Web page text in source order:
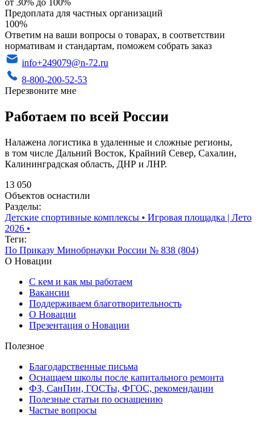
от 30% до 100%
Предоплата для частных организаций
100%
Ответим на ваши вопросы о товарах, в соответствии
нормативам и стандартам, поможем собрать заказ
info+249079@n-72.ru
8-800-200-52-53
Перезвоните мне
Работаем по всей России
Налажена логистика в удаленные и сложные регионы,
в том числе Дальний Восток, Крайний Север, Сахалин,
Калининградская область, ДНР и ЛНР.
13 050
Объектов оснастили
Разделы:
Детские спортивные комплексы • Игровая площадка | Лето
2026 •
Теги:
По Приказу Минобрнауки России № 838 (804)
О Новации
С кем и как мы работаем
Вакансии
Поддерживаем благотворительность
О Новации
Презентация о Новации
Полезное
Благодарственные письма
Оснащаем школы после капитального ремонта
ФЗ, СанПин, ГОСТы, ФГОС, рекомендации
Полезные статьи по оснащению
Частые вопросы